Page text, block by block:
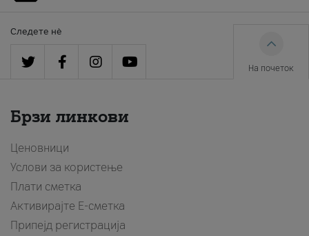
Следете нè
На почеток
Брзи линкови
Ценовници
Услови за користење
Плати сметка
Активирајте Е-сметка
Припејд регистрација